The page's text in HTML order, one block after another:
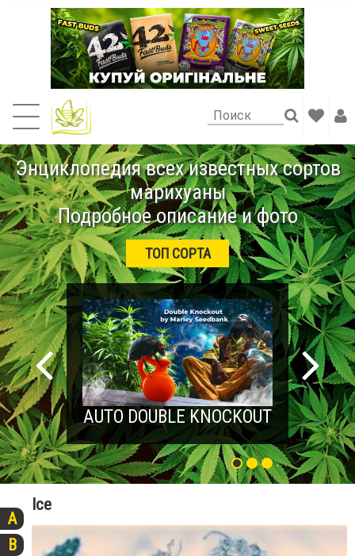
Энциклопедия всех известных сортов
марихуаны
Подробное описание и фото
ТОП СОРТА
AUTO DOUBLE KNOCKOUT
A
B
Ice